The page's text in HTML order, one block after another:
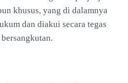
khusus, yang di dalamnya
dan diakui secara tegas